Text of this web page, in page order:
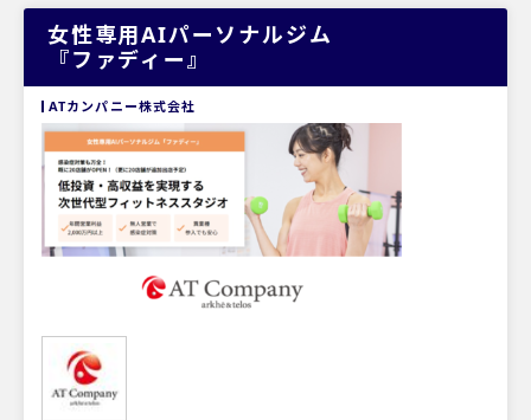
女性専用AIパーソナルジム
『ファディー』
ATカンパニー株式会社